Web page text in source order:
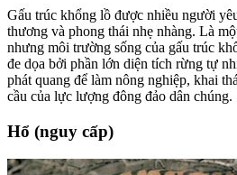
Gấu trúc khổng lồ được nhiều người
thương và phong thái nhẹ nhàng. Là
nhưng môi trường sống của gấu trúc
đe dọa bởi phần lớn diện tích rừng tự
phát quang để làm nông nghiệp, khai
cầu của lực lượng đông đảo dân chúng.
Hổ (nguy cấp)